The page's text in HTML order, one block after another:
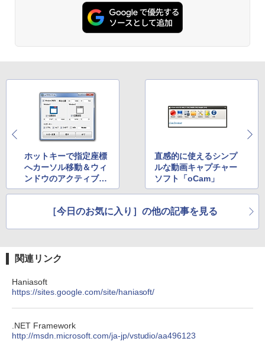
定バーチャルアイテムを含む】 【オンラ
インゲームコード】 ロブロックス |オン
ラインコード版
Microsoft Office Home & Business 202
4(最新 永続版)|オンラインコード版|Wind
ows11、10/mac対応|PC2台
Robloxギフトカード - 2,000 Robux 【限
定バーチャルアイテムを含む】 【オンラ
インゲームコード】 ロブロックス | オン
ラインコード版
￥3,200
￥3,600
ズ (はぴーイラストLabo)
￥480
￥1,292
方 マニュアル AI副業にもコンテンツ作成
にもKindle出版にも！ 非エンジニアのた
めのAIコーディング入門シリーズ
Kindle Paperwhite シグニチャーエディ
ション (32GB) 7インチディスプレイ、明
るさ自動調整、色調調節ライト、12週間
ブラック
Amazon Kindle Paperwhite (16GB) 7イ
ンチディスプレイ、色調調節ライト、12
週間持続バッテリー、広告なし、ブラッ
￥22,980
Amazon Kindle Colorsoft | 16GBストレ
イ、色調調節ライト、最大8週間持続バッ
売)
11インチカラーディスプレイ、64GBスト
ホットキーで指定座標
へカーソル移動＆ウィ
ンドウのアクティブ化
「ムヴカソくん」
直感的に使えるシンプ
ルな動画キャプチャー
ソフト「oCam」
［今日のお気に入り］の他の記事を見る
関連リンク
Haniasoft
https://sites.google.com/site/haniasoft/
.NET Framework
http://msdn.microsoft.com/ja-jp/vstudio/aa496123